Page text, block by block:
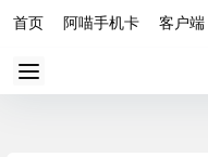
首页 阿喵手机卡 客户端